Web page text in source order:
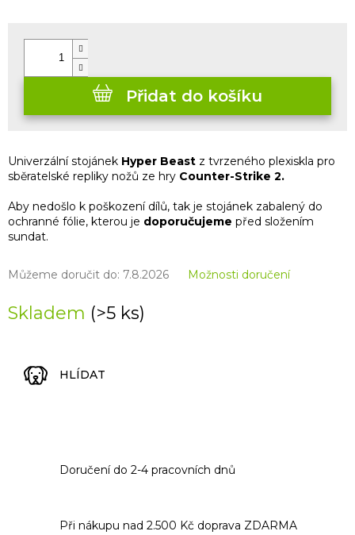
Skladem (>5 ks)
Můžeme doručit do: 7.8.2026 Možnosti doručení
Přidat do košíku
Univerzální stojánek Hyper Beast z tvrzeného plexiskla pro
sběratelské repliky nožů ze hry Counter-Strike 2.
Aby nedošlo k poškození dílů, tak je stojánek zabalený do
ochranné fólie, kterou je doporučujeme před složením
sundat.
HLÍDAT
Doručení do 2-4 pracovních dnů
Při nákupu nad 2.500 Kč doprava ZDARMA